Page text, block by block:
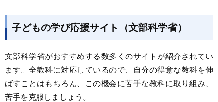
子どもの学び応援サイト（文部科学省）
文部科学省がおすすめする数多くのサイトが紹介されてい
ます。全教科に対応しているので、自分の得意な教科を伸
ばすことはもちろん、この機会に苦手な教科に取り組み、
苦手を克服しましょう。